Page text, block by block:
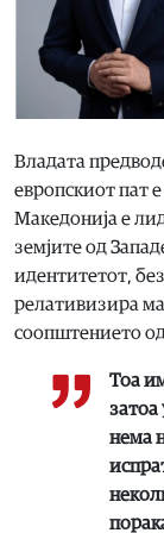
Владата
европскиот пат
Македонија е
земјите од
идентитетот,
релативизира
соопштението
Тоа
затоа
нема